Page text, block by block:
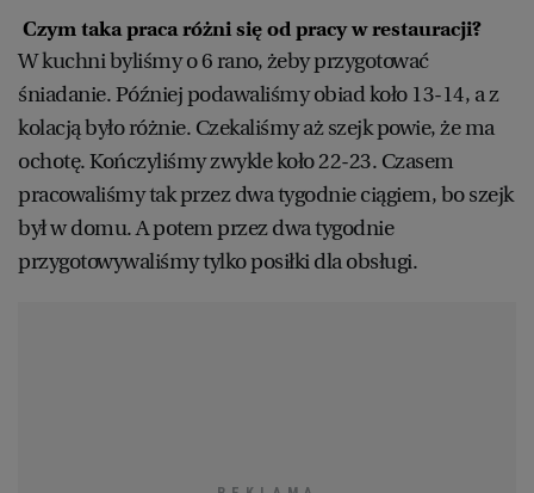
Czym taka praca różni się od pracy w restauracji?
W kuchni byliśmy o 6 rano, żeby przygotować
śniadanie. Później podawaliśmy obiad koło 13-14, a z
kolacją było różnie. Czekaliśmy aż szejk powie, że ma
ochotę. Kończyliśmy zwykle koło 22-23. Czasem
pracowaliśmy tak przez dwa tygodnie ciągiem, bo szejk
był w domu. A potem przez dwa tygodnie
przygotowywaliśmy tylko posiłki dla obsługi.